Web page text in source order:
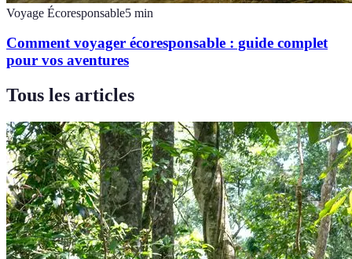
Voyage Écoresponsable5 min
Comment voyager écoresponsable : guide complet
pour vos aventures
Tous les articles